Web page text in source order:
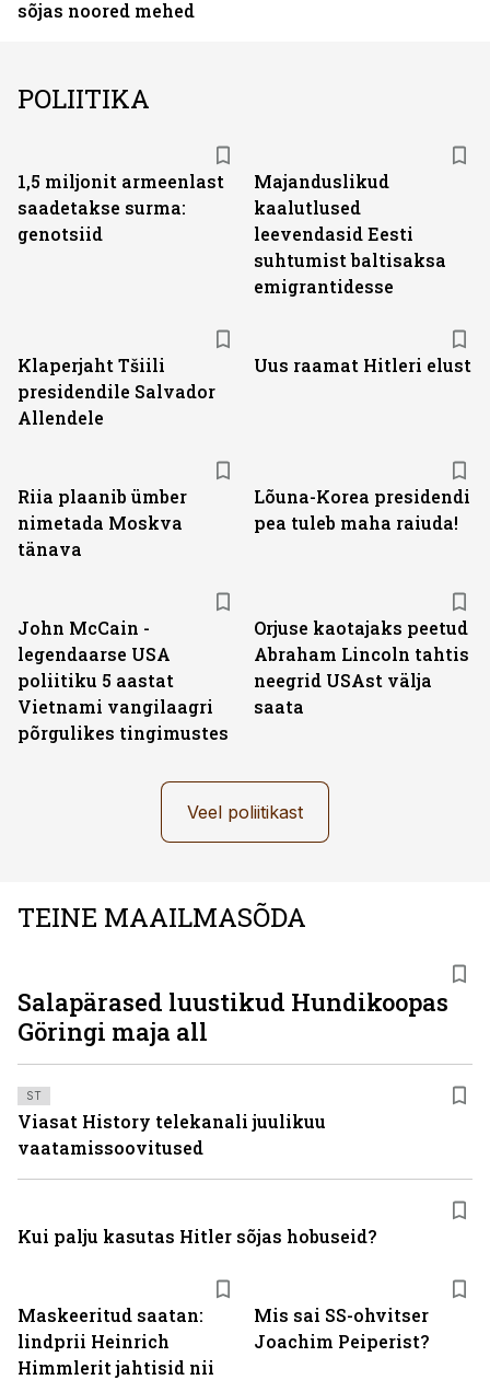
sõjas noored mehed
POLIITIKA
1,5 miljonit armeenlast
saadetakse surma:
genotsiid
Majanduslikud
kaalutlused
leevendasid Eesti
suhtumist baltisaksa
emigrantidesse
Klaperjaht Tšiili
presidendile Salvador
Allendele
Uus raamat Hitleri elust
Riia plaanib ümber
nimetada Moskva
tänava
Lõuna-Korea presidendi
pea tuleb maha raiuda!
John McCain -
legendaarse USA
poliitiku 5 aastat
Vietnami vangilaagri
põrgulikes tingimustes
Orjuse kaotajaks peetud
Abraham Lincoln tahtis
neegrid USAst välja
saata
Veel poliitikast
TEINE MAAILMASÕDA
Maskeeritud saatan:
lindprii Heinrich
Himmlerit jahtisid nii
Mis sai SS-ohvitser
Joachim Peiperist?
Salapärased luustikud Hundikoopas
Göringi maja all
ST
Viasat History telekanali juulikuu
vaatamissoovitused
Kui palju kasutas Hitler sõjas hobuseid?